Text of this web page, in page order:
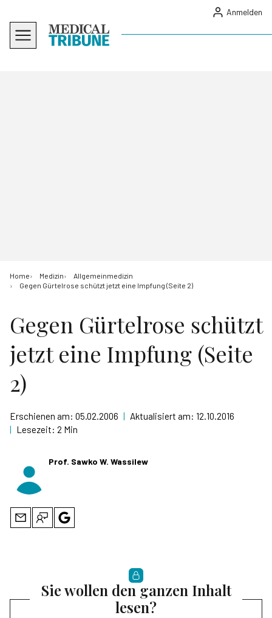
Anmelden
Home Medizin
Allgemeinmedizin
Gegen Gürtelrose schützt jetzt eine Impfung (Seite 2)
Gegen Gürtelrose schützt
jetzt eine Impfung (Seite
2)
Erschienen am: 05.02.2006 | Aktualisiert am: 12.10.2016
| Lesezeit: 2 Min
Prof. Sawko W. Wassilew
Sie wollen den ganzen Inhalt
lesen?